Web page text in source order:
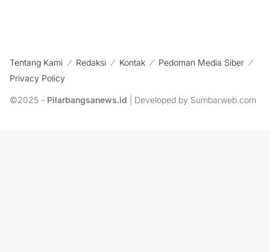
Tentang Kami Redaksi Kontak
Pedoman Media Siber
Privacy Policy
©2025 - Pilarbangsanews.id | Developed by Sumbarweb.com